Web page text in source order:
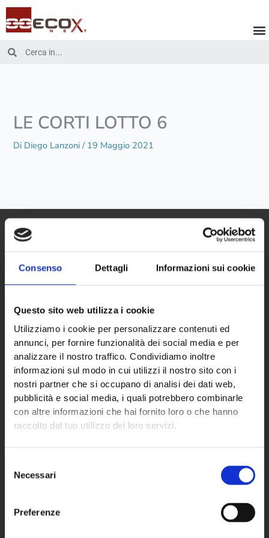
Consenso Dettagli Informazioni sui cookie
Questo sito web utilizza i cookie
Utilizziamo i cookie per personalizzare contenuti ed
annunci, per fornire funzionalità dei social media e per
analizzare il nostro traffico. Condividiamo inoltre
informazioni sul modo in cui utilizzi il nostro sito con i
nostri partner che si occupano di analisi dei dati web,
pubblicità e social media, i quali potrebbero combinarle
con altre informazioni che hai fornito loro o che hanno
raccolto dal tuo utilizzo dei loro servizi.
delNecessari
Preferenze
Vai
al
contenuto
Cerca Cerca
LE CORTI LOTTO 6
Di Diego Lanzoni/ 19 Maggio 2021
ECO NEXT S.p.A.
Sede principale
Via Almisana, 2
48018 Faenza (RA) – IT
Partita IVA: 02670760392